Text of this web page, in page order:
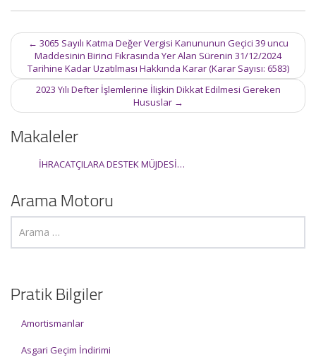
Post
navigation
← 3065 Sayılı Katma Değer Vergisi Kanununun Geçici 39 uncu
Maddesinin Birinci Fıkrasında Yer Alan Sürenin 31/12/2024
Tarihine Kadar Uzatılması Hakkında Karar (Karar Sayısı: 6583)
2023 Yılı Defter İşlemlerine İlişkin Dikkat Edilmesi Gereken
Hususlar →
Makaleler
İHRACATÇILARA DESTEK MÜJDESİ…
Arama Motoru
Pratik Bilgiler
Amortismanlar
Asgari Geçim İndirimi